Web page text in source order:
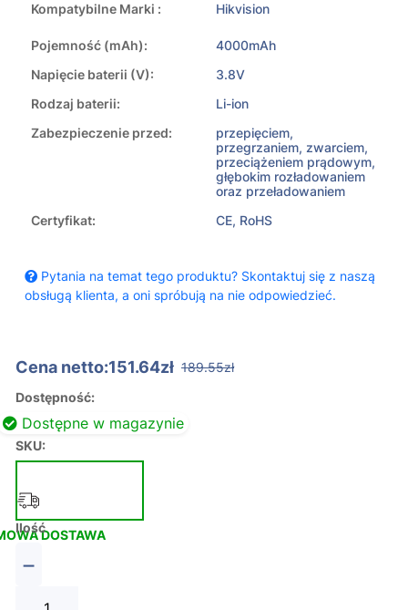
Kompatybilne Marki : Hikvision
Pojemność (mAh):
4000mAh
Napięcie baterii (V):
3.8V
Rodzaj baterii:
Li-ion
Zabezpieczenie przed:
przepięciem,
przegrzaniem, zwarciem,
przeciążeniem prądowym,
głębokim rozładowaniem
oraz przeładowaniem
Certyfikat:
CE, RoHS
Pytania na temat tego produktu? Skontaktuj się z naszą
obsługą klienta, a oni spróbują na nie odpowiedzieć.
Cena netto:151.64zł 189.55zł
Dostępność:
Dostępne w magazynie
SKU:
DOSTAWA
Ilość
−